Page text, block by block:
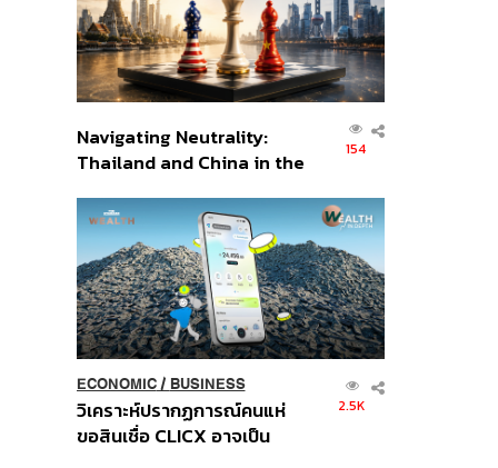
Navigating Neutrality:
Thailand and China in the
Order
154
ECONOMIC/ BUSINESS
วิเคราะห์ปรากฏการณ์คนแห่
ขอสินเชื่อ CLICX อาจเป็น
2.5K